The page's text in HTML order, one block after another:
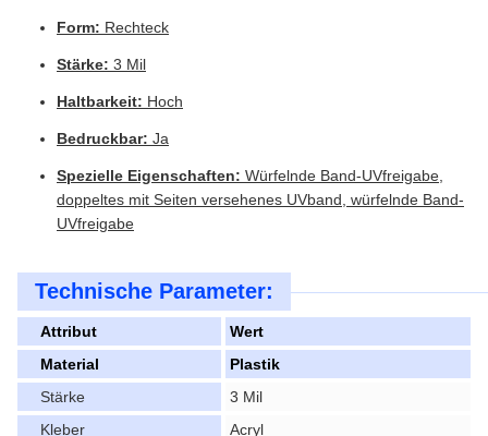
Form: Rechteck
Stärke: 3 Mil
Haltbarkeit: Hoch
Bedruckbar: Ja
Spezielle Eigenschaften: Würfelnde Band-UVfreigabe,
doppeltes mit Seiten versehenes UVband, würfelnde Band-
UVfreigabe
Technische Parameter:
Attribut
Wert
Material
Plastik
Stärke
3 Mil
Kleber
Acryl